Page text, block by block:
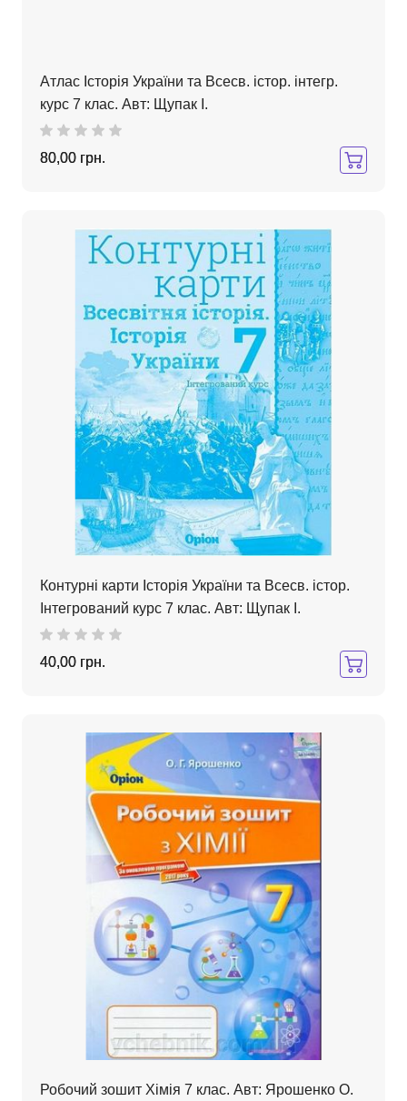
Атлас Історія України та Всесв. істор. інтегр.
курс 7 клас. Авт: Щупак І.
80,00 грн.
Контурні карти Історія України та Всесв. істор.
Інтегрований курс 7 клас. Авт: Щупак І.
40,00 грн.
Робочий зошит Хімія 7 клас. Авт: Ярошенко О.